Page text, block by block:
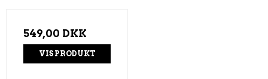
549,00 DKK
VIS PRODUKT